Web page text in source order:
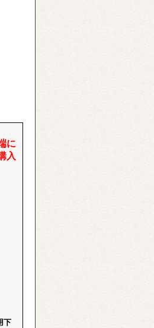
に
入
下